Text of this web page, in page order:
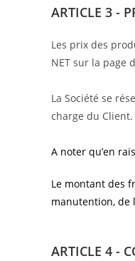
ARTICLE 3 -
Les prix des
NET sur la page
La Société se
charge du
A noter qu’en
Le montant des
manutention, de
ARTICLE 4 -